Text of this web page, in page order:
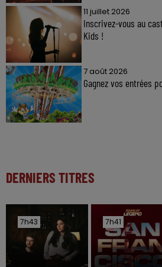
11 juillet 2026
Inscrivez-vous au
Kids !
7 août 2026
Gagnez vos entrées
DERNIERS TITRES
7h43
7h43 7h41
7h41